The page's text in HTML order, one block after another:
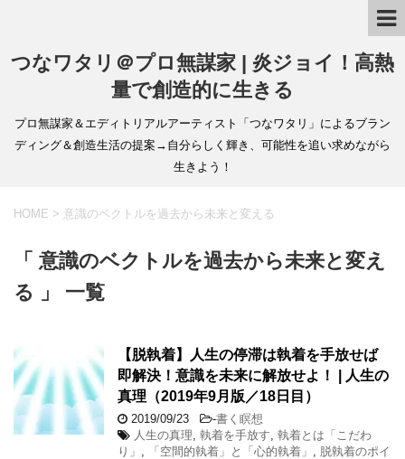
つなワタリ＠プロ無謀家 | 炎ジョイ！高熱
量で創造的に生きる
プロ無謀家＆エディトリアルアーティスト「つなワタリ」によるブラン
ディング＆創造生活の提案→自分らしく輝き、可能性を追い求めながら
生きよう！
HOME > 意識のベクトルを過去から未来と変える
「 意識のベクトルを過去から未来と変え
る 」 一覧
【脱執着】人生の停滞は執着を手放せば
即解決！意識を未来に解放せよ！ | 人生の
真理（2019年9月版／18日目）
2019/09/23 -書く瞑想
人生の真理 執着を手放す 執着とは「こだわ
り」
「空間的執着」と「心的執着」
脱執着のポイ